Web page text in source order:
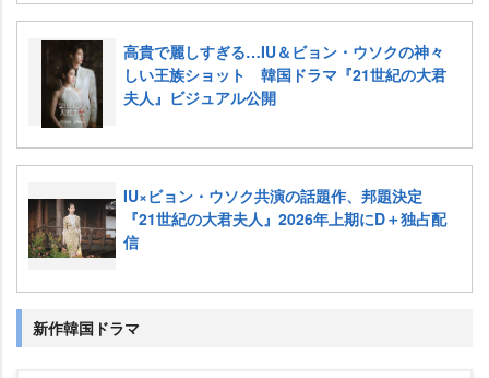
高貴で麗しすぎる…IU＆ビョン・ウソクの神々
しい王族ショット 韓国ドラマ『21世紀の大君
夫人』ビジュアル公開
IU×ビョン・ウソク共演の話題作、邦題決定
『21世紀の大君夫人』2026年上期にD＋独占配
信
新作韓国ドラマ